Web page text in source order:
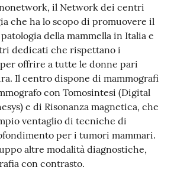
il Network dei centri
che ha lo scopo di promuovere il
della mammella in Italia e
dedicati che rispettano i
offrire a tutte le donne pari
Il centro dispone di mammografi
con Tomosintesi (Digital
e di Risonanza magnetica, che
ventaglio di tecniche di
per i tumori mammari.
altre modalità diagnostiche,
con contrasto.